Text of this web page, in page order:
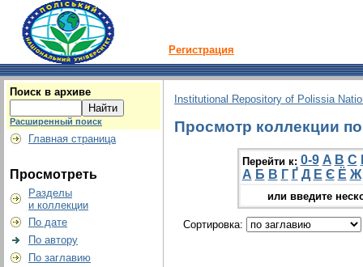
Регистрация
Поиск в архиве
Расширенный поиск
Главная страница
Просмотреть
Разделы
и коллекции
По дате
По автору
По заглавию
Institutional Repository of Polissia
Просмотр коллекции
Перейти к: 0-9 A B C
А Б В Г Ґ Д Е Є Ё Ж
или введите
Сортировка: